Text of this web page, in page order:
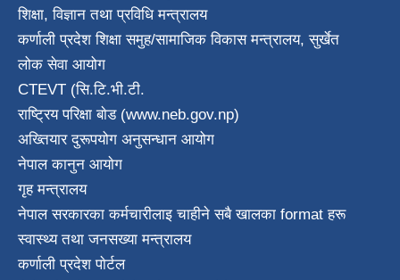
शिक्षा, विज्ञान तथा प्रविधि मन्त्रालय
कर्णाली प्रदेश शिक्षा समुह/सामाजिक विकास मन्त्रालय, सुर्खेत
लोक सेवा आयोग
CTEVT (सि.टि.भी.टी.
राष्ट्रिय परिक्षा बाेड (www.neb.gov.np)
अख्तियार दुरूपयोग अनुसन्धान आयोग
नेपाल कानुन आयाेग
गृह मन्त्रालय
नेपाल सरकारका कर्मचारीलाइ चाहीने सबै खालका format हरू
स्वास्थ्य तथा जनस‌ख्या मन्त्रालय
कर्णाली प्रदेश पाेर्टल